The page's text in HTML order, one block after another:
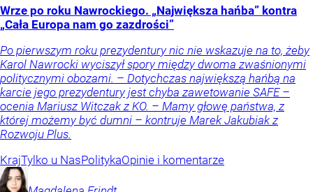
Wrze po roku Nawrockiego. „Największa hańba” kontra
„Cała Europa nam go zazdrości”
Po pierwszym roku prezydentury nic nie wskazuje na to, żeby
Karol Nawrocki wyciszył spory między dwoma zwaśnionymi
politycznymi obozami. – Dotychczas największą hańbą na
karcie jego prezydentury jest chyba zawetowanie SAFE –
ocenia Mariusz Witczak z KO. – Mamy głowę państwa, z
której możemy być dumni – kontruje Marek Jakubiak z
Rozwoju Plus.
KrajTylko u NasPolitykaOpinie i komentarze